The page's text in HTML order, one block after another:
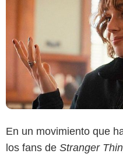
En un movimiento que
los fans de Stranger